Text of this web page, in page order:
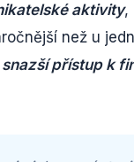
aktivity,
než u
snazší přístup k